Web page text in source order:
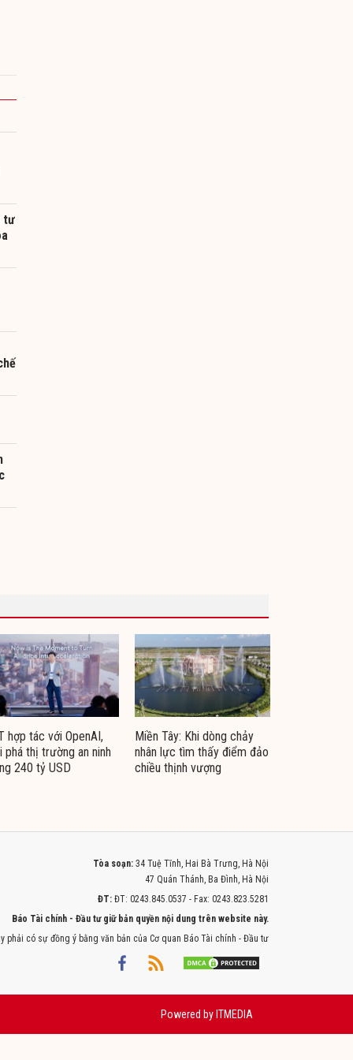
tư
hợp tác với OpenAI,
phá thị trường an ninh
240 tỷ USD
Miền Tây: Khi dòng chảy
nhân lực tìm thấy điểm đảo
chiều thịnh vượng
Tòa soạn: 34 Tuệ Tĩnh, Hai Bà Trưng, Hà Nội
47 Quán Thánh, Ba Đình, Hà Nội
ĐT: ĐT: 0243.845.0537 - Fax: 0243.823.5281
Báo Tài chính - Đầu tư giữ bản quyền nội dung trên website này.
có sự đồng ý bằng văn bản của Cơ quan Báo Tài chính - Đầu tư
Powered by ITMEDIA